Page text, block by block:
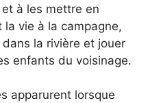
à les mettre en
la vie à la campagne,
la rivière et jouer
enfants du voisinage.
apparurent lorsque